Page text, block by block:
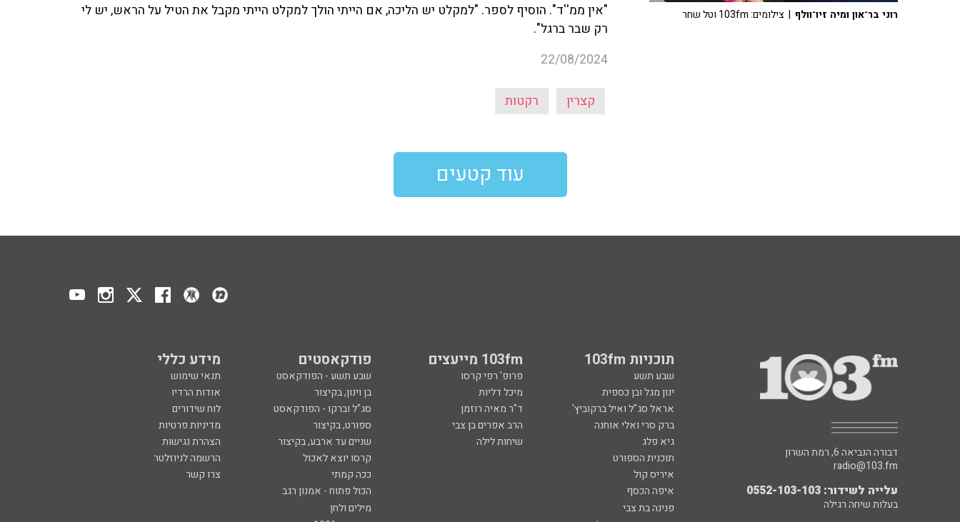
"אין ממ''ד". הוסיף לספר. "למקלט יש הליכה, אם הייתי הולך למקלט הייתי מקבל את הטיל על הראש, יש לי
רק שבר ברגל".
22/08/2024
קצרין רקטות
רוני בר־און ומיה זיו־וולף | צילומים: 103fm וטל שחר
עוד קטעים
תוכניות 103fm 103fm מייעצים פודקאסטים מידע כללי
שבע תשע פרופ' רפי קרסו שבע תשע - הפודקאסט
תנאי שימוש
ינון מגל ובן כספית
מיכל דליות בן וינון, בקיצור
אודות הרדיו
אראל סג"ל ואיל ברקוביץ'
ד"ר מאיה רוזמן סג"ל וברקו - הפודקאסט
לוח שידורים
ברק סרי ואלי אוחנה
הרב אפרים בן צבי ספורט, בקיצור
מדיניות פרטיות
גיא פלג
שיחות לילה שניים עד ארבע, בקיצור
הצהרת נגישות
תוכנית הספורט
קרסו יוצא לאכול
הרשמה לניוזלטר
איריס קול
ככה קמתי
צרו קשר
איפה הכסף
הכול פתוח - אמנון רגב
פנינה בת צבי
מילים ולחן
דבורה הנביאה 6, רמת השרון
radio@103.fm
עלייה לשידור: 0552-103-103
בעלות שיחה רגילה